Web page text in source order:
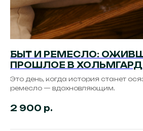
БЫТ И РЕМЕСЛО:
ПРОШЛОЕ В
Это день, когда история станет
ремесло — вдохновляющим.
2 900 р.